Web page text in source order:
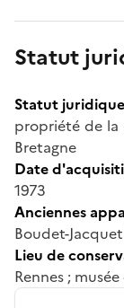
Statut
Statut juridique
propriété de la
Bretagne
Date
1973
Anciennes
Boudet-
Lieu de
Rennes ;